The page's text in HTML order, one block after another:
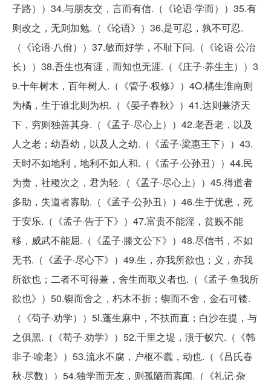
子路））34.与朋友交，言而有信.（《论语·学而））35.有
则改之，无则加勉.（《论语》）36.是可忍，孰不可忍.
（《论语·八佾））37.敏而好学，不耻下问.（《论语·公冶
长））38.吾生也有涯，而知也无涯.（《庄子·养生主））3
9.十年树木，百年树人.（《管子·权修》）4O.橘生淮南则
为橘，生于谁北则为枳.（《晏子春秋》）41.达则兼济天
下，穷则独善其身.（《孟子·尽心上））42.老吾老，以及
人之老；幼吾幼，以及人之幼.（《孟子·梁惠王下））43.
天时不如地利，地利不如人和.（《孟子·公孙丑））44.民
为贵，社稷次之，君为轻.（《孟子·尽心上））45.得道者
多助，失道者寡助.（《孟子·公孙丑））46.生于优患，死
于安乐.（《孟子·告于下》）47.富贵不能淫，贫贱不能
移，威武不能屈.（《孟子·滕文公下》）48.尽信书，不如
无书.（《孟子·尽心下》）49.生，亦我所欲也；义，亦我
所欲也；二者不可得兼，舍生而取义者也.（《孟子·鱼我所
欲也》）50.锲而舍之，朽木不折；锲而不舍，金石可镂.
（《苟子·劝学））5l.蓬生麻中，不扶而直；白沙在提，与
之俱黑.（《苟子·劝学》）52.千里之堤，溃于蚁穴.（《韩
非子·喻老》）53.流水不腐，户枢不蠹，动也.（《吕氏春
秋·尽数））54.独学而无友，则孤陋而寡闻.（《礼记·杂